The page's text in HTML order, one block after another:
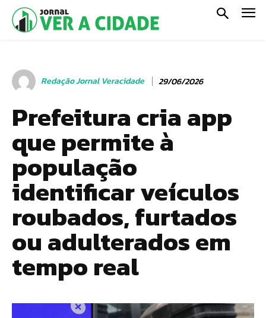
Redação Jornal Veracidade 29/06/2026
Prefeitura cria app
que permite à
população
identificar veículos
roubados, furtados
ou adulterados em
tempo real